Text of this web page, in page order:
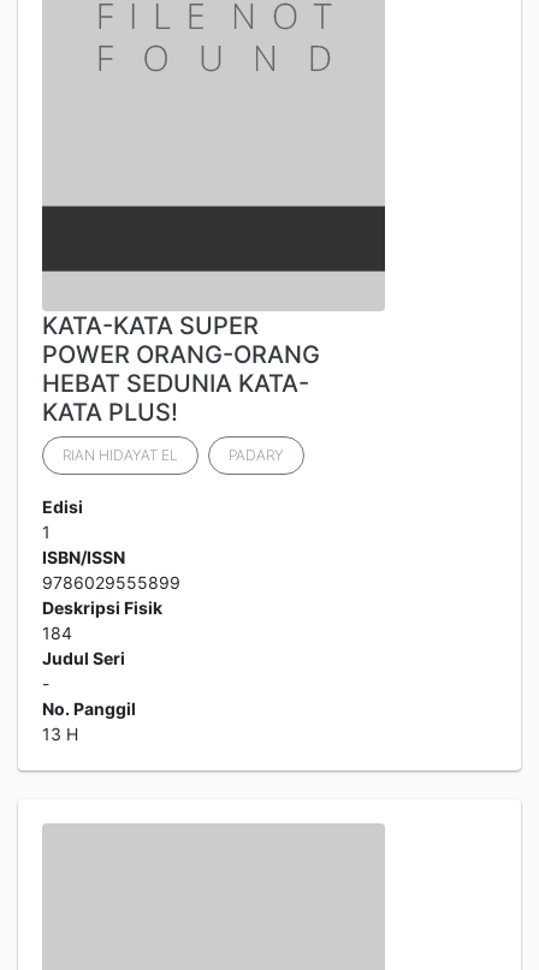
KATA-KATA SUPER
POWER ORANG-ORANG
HEBAT SEDUNIA KATA-
KATA PLUS!
RIAN HIDAYAT EL PADARY
Edisi
1
ISBN/ISSN
9786029555899
Deskripsi Fisik
184
Judul Seri
-
No. Panggil
13 H